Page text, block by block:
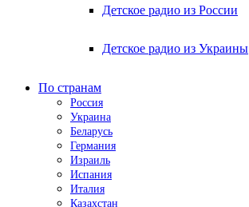
Детское радио из России
Детское радио из Украины
По странам
Россия
Украина
Беларусь
Германия
Израиль
Испания
Италия
Казахстан